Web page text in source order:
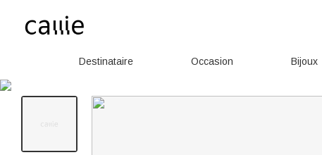
Destinataire Occasion Bijoux